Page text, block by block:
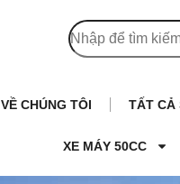
VỀ CHÚNG TÔI TẤT CẢ
XE MÁY 50CC